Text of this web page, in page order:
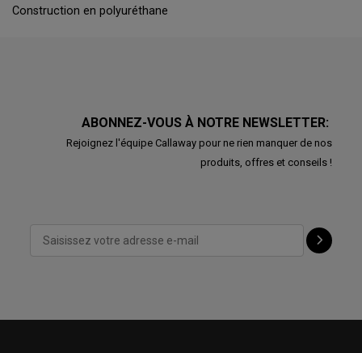
Construction en polyuréthane
ABONNEZ-VOUS À NOTRE NEWSLETTER:
Rejoignez l'équipe Callaway pour ne rien manquer de nos
produits, offres et conseils !